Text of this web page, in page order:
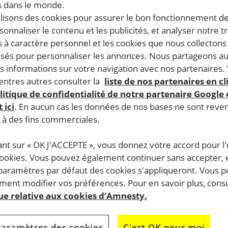
après avoir été déclarée coupable d’«
portant un T-shirt avec le slogan « Allah est
a ordonné son placement en détention provisoire
VOICI UNE SUGGESTION DE MESSAGE.
Monsieur le Chef du gouvernement,
Lachgar subit une détention inique depuis le 10
le 3 septembre dernier, à une peine de deux ans
5 du Code pénal pour avoir porté atteinte à la religion
sociaux, une photo d’elle vêtue d’un tee-shirt avec
était accompagnée de propos critiques envers l’islam
dans le monde.
des cookies pour assurer le bon fonctionnement
le contenu et les publicités, et analyser notre
à caractère personnel et les cookies que nous
pour personnaliser les annonces. Nous partageons
informations sur votre navigation avec nos partenaires.
autres consulter la liste de nos partenaires en
de confidentialité de notre partenaire Google
ici. En aucun cas les données de nos bases ne sont
des fins commerciales.
sur « OK J'ACCEPTE », vous donnez votre accord pour
Vous pouvez également continuer sans accepter,
par défaut des cookies s'appliqueront. Vous
modifier vos préférences. Pour en savoir plus,
relative aux cookies d’Amnesty.